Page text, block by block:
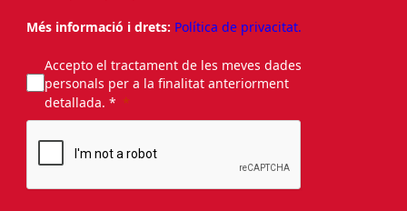
Més informació i drets: Política de privacitat.
Accepto el tractament de les meves dades
personals per a la finalitat anteriorment
detallada. *